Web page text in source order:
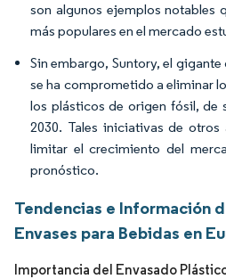
son algunos ejemplos notables
más populares en el mercado
Sin embargo, Suntory, el
se ha comprometido a eliminar
los plásticos de origen fósil, de
2030. Tales iniciativas de
limitar el crecimiento del
pronóstico.
Tendencias e Información
Envases para Bebidas en
Importancia del Envasado